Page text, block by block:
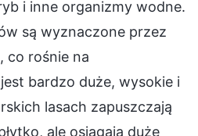
i inne organizmy wodne.
są wyznaczone przez
co rośnie na
bardzo duże, wysokie i
lasach zapuszczają
ale osiągają duże